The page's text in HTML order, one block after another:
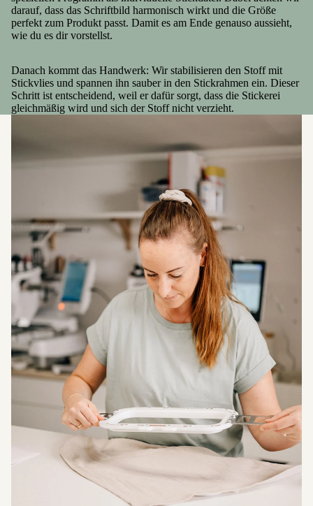
darauf, dass das Schriftbild harmonisch wirkt und die Größe
perfekt zum Produkt passt. Damit es am Ende genauso aussieht,
wie du es dir vorstellst.
Danach kommt das Handwerk: Wir stabilisieren den Stoff mit
Stickvlies und spannen ihn sauber in den Stickrahmen ein. Dieser
Schritt ist entscheidend, weil er dafür sorgt, dass die Stickerei
gleichmäßig wird und sich der Stoff nicht verzieht.